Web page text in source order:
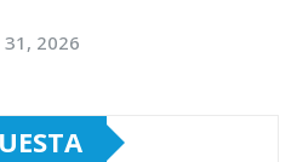
31, 2026